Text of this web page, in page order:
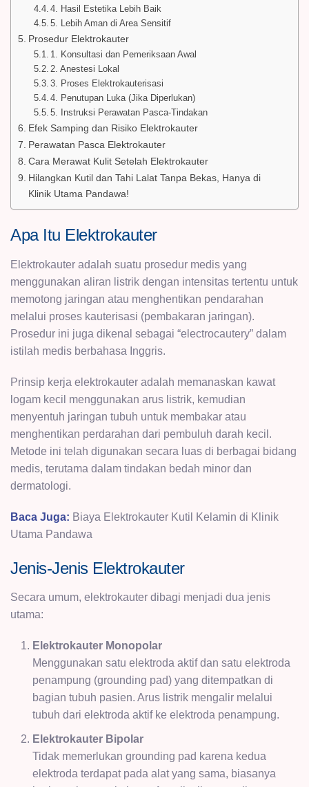
4. Hasil Estetika Lebih Baik
5. Lebih Aman di Area Sensitif
Prosedur Elektrokauter
1. Konsultasi dan Pemeriksaan Awal
2. Anestesi Lokal
3. Proses Elektrokauterisasi
4. Penutupan Luka (Jika Diperlukan)
5. Instruksi Perawatan Pasca-Tindakan
Efek Samping dan Risiko Elektrokauter
Perawatan Pasca Elektrokauter
Cara Merawat Kulit Setelah Elektrokauter
Hilangkan Kutil dan Tahi Lalat Tanpa Bekas, Hanya di
Klinik Utama Pandawa!
Apa Itu Elektrokauter
Elektrokauter adalah suatu prosedur medis yang
menggunakan aliran listrik dengan intensitas tertentu untuk
memotong jaringan atau menghentikan pendarahan
melalui proses kauterisasi (pembakaran jaringan).
Prosedur ini juga dikenal sebagai “electrocautery” dalam
istilah medis berbahasa Inggris.
Prinsip kerja elektrokauter adalah memanaskan kawat
logam kecil menggunakan arus listrik, kemudian
menyentuh jaringan tubuh untuk membakar atau
menghentikan perdarahan dari pembuluh darah kecil.
Metode ini telah digunakan secara luas di berbagai bidang
medis, terutama dalam tindakan bedah minor dan
dermatologi.
Baca Juga: Biaya Elektrokauter Kutil Kelamin di Klinik
Utama Pandawa
Jenis-Jenis Elektrokauter
Secara umum, elektrokauter dibagi menjadi dua jenis
utama:
Elektrokauter Monopolar
Menggunakan satu elektroda aktif dan satu elektroda
penampung (grounding pad) yang ditempatkan di
bagian tubuh pasien. Arus listrik mengalir melalui
tubuh dari elektroda aktif ke elektroda penampung.
Elektrokauter Bipolar
Tidak memerlukan grounding pad karena kedua
elektroda terdapat pada alat yang sama, biasanya